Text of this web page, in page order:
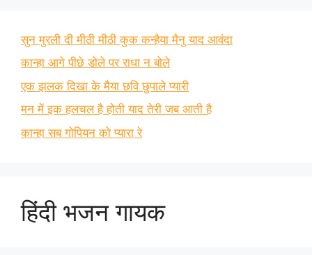
सुन मुरली दी मीठी मीठी कुक कन्हैया मैनु याद आवंदा
कान्हा आगे पीछे डोले पर राधा न बोले
एक झलक दिखा के मैया छवि छुपाले प्यारी
मन में इक हलचल है होती याद तेरी जब आती है
कान्हा सब गोपियन को प्यारा रे
हिंदी भजन गायक